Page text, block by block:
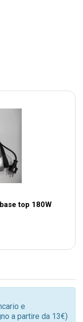
top 180W
e
a partire da 13€)